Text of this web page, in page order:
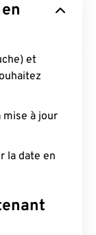
et
mise à jour
la date en